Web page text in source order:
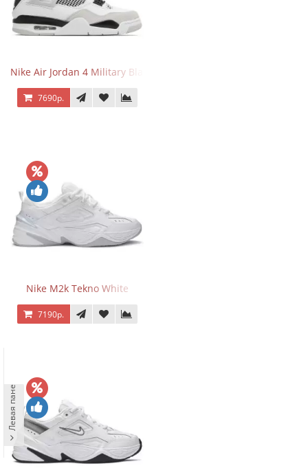
Nike Air Jordan 4 Military Black
7690р.
Nike M2k Tekno White
7190р.
Левая панель